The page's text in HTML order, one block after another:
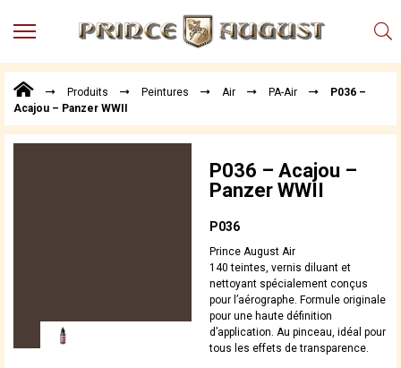
MENU
Points
de
Vente
Produits Peintures Air PA-Air
P036 –
Acajou – Panzer WWII
P036 – Acajou –
Panzer WWII
P036
Prince August Air
140 teintes, vernis diluant et
nettoyant spécialement conçus
pour l’aérographe. Formule originale
pour une haute définition
d’application. Au pinceau, idéal pour
tous les effets de transparence.